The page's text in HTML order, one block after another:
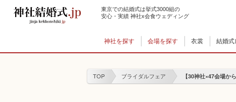
東京での結婚式は挙式3000組の
安心・実績 神社x会食ウェディング
神社を探す 会場を探す 衣裳 結婚式
TOP ブライダルフェア 【30神社×47会場